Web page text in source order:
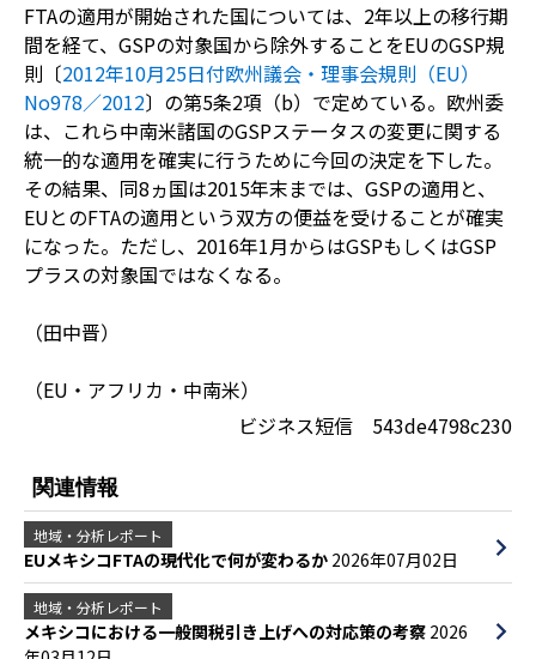
FTAの適用が開始された国については、2年以上の移行期
間を経て、GSPの対象国から除外することをEUのGSP規
則〔2012年10月25日付欧州議会・理事会規則（EU）
No978／2012〕の第5条2項（b）で定めている。欧州委
は、これら中南米諸国のGSPステータスの変更に関する
統一的な適用を確実に行うために今回の決定を下した。
その結果、同8ヵ国は2015年末までは、GSPの適用と、
EUとのFTAの適用という双方の便益を受けることが確実
になった。ただし、2016年1月からはGSPもしくはGSP
プラスの対象国ではなくなる。
（田中晋）
（EU・アフリカ・中南米）
ビジネス短信 543de4798c230
関連情報
地域・分析レポート
EUメキシコFTAの現代化で何が変わるか 2026年07月02日
地域・分析レポート
メキシコにおける一般関税引き上げへの対応策の考察 2026